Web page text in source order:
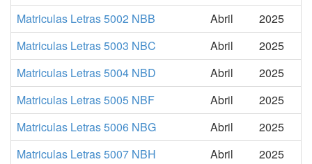
Matriculas Letras 5002 NBB
Abril
2025
Matriculas Letras 5003 NBC
Abril
2025
Matriculas Letras 5004 NBD
Abril
2025
Matriculas Letras 5005 NBF
Abril
2025
Matriculas Letras 5006 NBG
Abril
2025
Matriculas Letras 5007 NBH
Abril
2025